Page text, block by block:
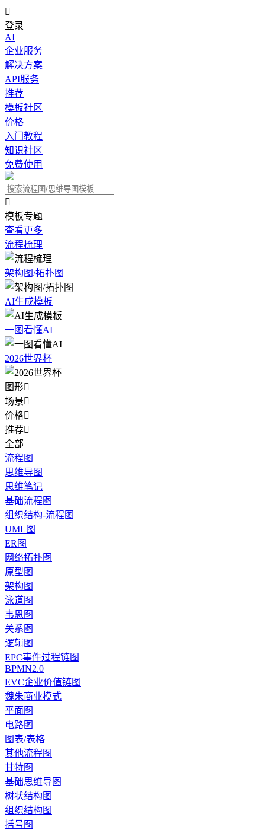

登录
AI
企业服务
解决方案
API服务
推荐
模板社区
价格
入门教程
知识社区
免费使用

模板专题
查看更多
流程梳理
架构图/拓扑图
AI生成模板
一图看懂AI
2026世界杯
图形
场景
价格
推荐
全部
流程图
思维导图
思维笔记
基础流程图
组织结构-流程图
UML图
ER图
网络拓扑图
原型图
架构图
泳道图
韦恩图
关系图
逻辑图
EPC事件过程链图
BPMN2.0
EVC企业价值链图
魏朱商业模式
平面图
电路图
图表/表格
其他流程图
甘特图
基础思维导图
树状结构图
组织结构图
括号图